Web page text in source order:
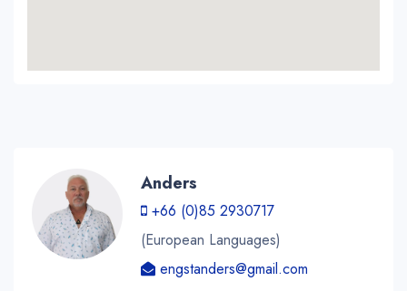
Anders
+66 (0)85 2930717
(European Languages)
engstanders@gmail.com